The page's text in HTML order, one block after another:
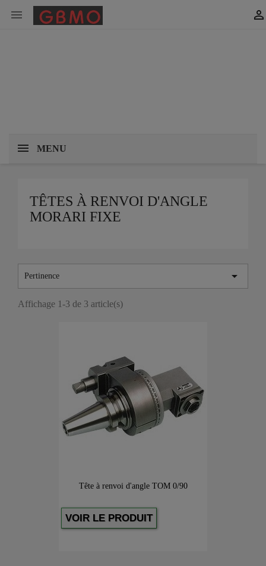
 
MENU
TÊTES À RENVOI D'ANGLE
MORARI FIXE
Pertinence 
Affichage 1-3 de 3 article(s)
Tête à renvoi d'angle TOM 0/90
VOIR LE PRODUIT